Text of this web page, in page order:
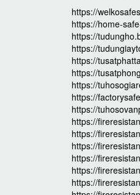
https://
https://home-
https://
https://
https://
https://
https://
https://
https://
https://
https://
https://
https://
https://
https://